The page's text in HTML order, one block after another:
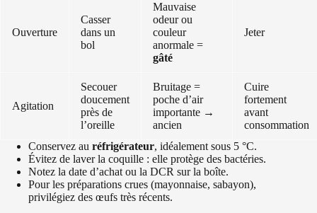
Ouverture
Casser
dans un
bol
Mauvaise
odeur ou
couleur
anormale =
gâté
Jeter
Agitation
Secouer
doucement
près de
l’oreille
Bruitage =
poche d’air
importante →
ancien
Cuire
fortement
avant
consommation
Conservez au réfrigérateur, idéalement sous 5 °C.
Évitez de laver la coquille : elle protège des bactéries.
Notez la date d’achat ou la DCR sur la boîte.
Pour les préparations crues (mayonnaise, sabayon),
privilégiez des œufs très récents.